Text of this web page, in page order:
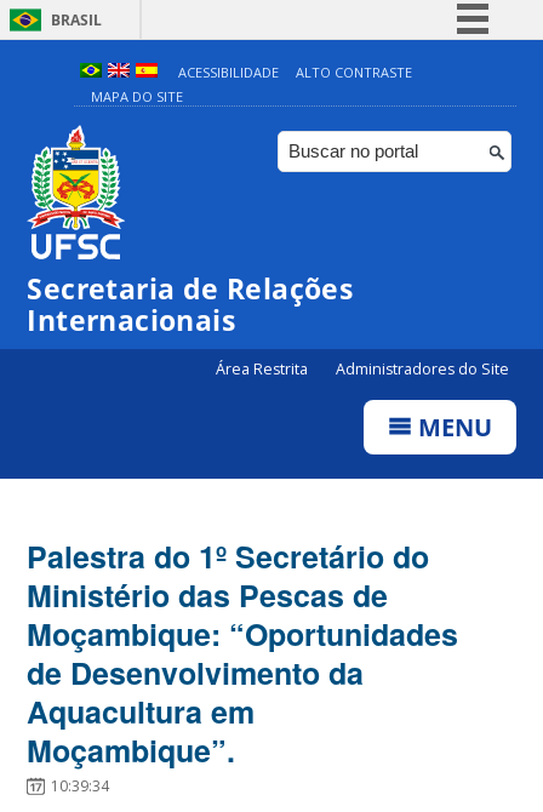
BRASIL
Simplifique!
Comunica BR
Participe
ACESSIBILIDADE
ALTO CONTRASTE
MAPA DO SITE
Secretaria de Relações
Internacionais
Área Restrita Administradores do Site
MENU
Palestra do 1º Secretário do
Ministério das Pescas de
Moçambique: “Oportunidades
de Desenvolvimento da
Aquacultura em
Moçambique”.
10:39:34